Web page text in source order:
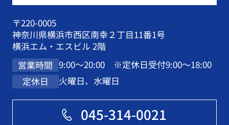
〒220-0005
神奈川県横浜市西区南幸２丁目11番1号
横浜エム・エスビル 2階
営業時間 9:00～20:00 ※定休日受付9:00～18:00
定休日
火曜日、水曜日
045-314-0021